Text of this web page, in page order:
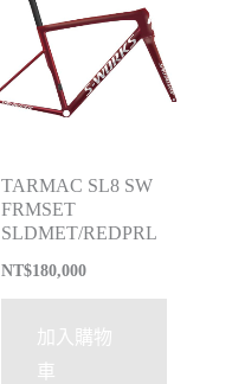
TARMAC SL8 SW
FRMSET
SLDMET/REDPRL
NT$180,000
加入購物
車